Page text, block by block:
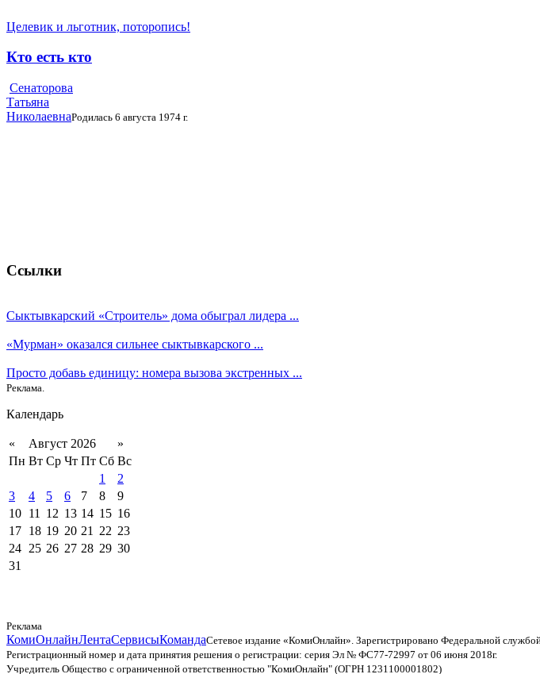
Целевик и льготник, поторопись!
Кто есть кто
Сенаторова
Татьяна
НиколаевнаРодилась 6 августа 1974 г.
Ссылки
Сыктывкарский «Строитель» дома обыграл лидера ...
«Мурман» оказался сильнее сыктывкарского ...
Просто добавь единицу: номера вызова экстренных ...
Реклама.
Календарь
« Август 2026
»
Пн Вт Ср Чт Пт Сб Вс
1
2
3
4 5 6 7 8
9
10 11 12 13 14 15 16
17 18 19 20 21 22 23
24 25 26 27 28 29 30
31
Реклама
КомиОнлайнЛентаСервисыКомандаСетевое издание «КомиОнлайн». Зарегистрировано Федеральной
Регистрационный номер и дата принятия решения о регистрации: серия Эл № ФС77-72997 от 06 июня 2018г.
Учредитель Общество с ограниченной ответственностью "КомиОнлайн" (ОГРН 1231100001802)